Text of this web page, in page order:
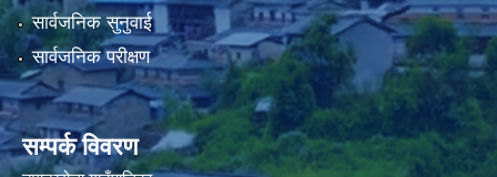
सार्वजनिक सुनुवाई
सार्वजनिक परीक्षण
सम्पर्क विवरण